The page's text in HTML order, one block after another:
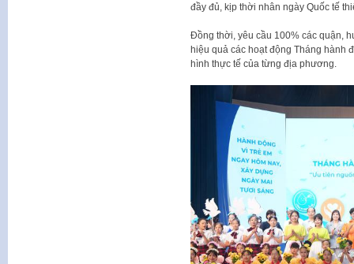
đầy đủ, kịp thời nhân ngày Quốc tế
Đồng thời, yêu cầu 100% các quận,
hiệu quả các hoạt động Tháng hành
hình thực tế của từng địa phương.